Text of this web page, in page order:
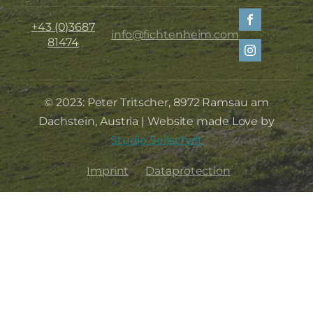
+43 (0)3687
81474
info@fichtenheim.com
© 2023: Peter Tritscher, 8972 Ramsau am
Dachstein, Austria | Website made Love by
Studio Seilschaft
Imprint Dataprotection